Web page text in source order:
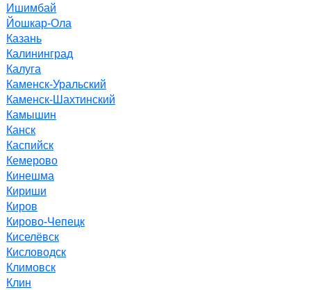
Ишимбай
Йошкар-Ола
Казань
Калининград
Калуга
Каменск-Уральский
Каменск-Шахтинский
Камышин
Канск
Каспийск
Кемерово
Кинешма
Кириши
Киров
Кирово-Чепецк
Киселёвск
Кисловодск
Климовск
Клин